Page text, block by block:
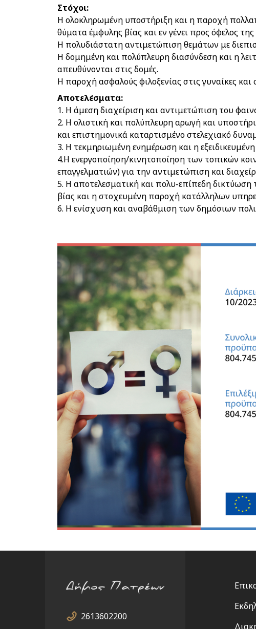
Στόχοι
Η ολοκληρωμένη υποστήριξη και η παροχή
θύματα έμφυλης βίας και εν γένει προς όφελος
Η πολυδιάστατη αντιμετώπιση θεμάτων με
Η δομημένη και πολύπλευρη διασύνδεση και η
απευθύνονται στις δομές.
Η παροχή ασφαλούς φιλοξενίας στις γυναίκες και
Αποτελέσματα
1. Η άμεση διαχείριση και αντιμετώπιση του
2. Η ολιστική και πολύπλευρη αρωγή και
και επιστημονικά καταρτισμένο στελεχιακό
3. Η τεκμηριωμένη ενημέρωση και η
4.Η ενεργοποίηση/κινητοποίηση των τοπικών
επαγγελματιών) για την αντιμετώπιση και
5. Η αποτελεσματική και πολυ-επίπεδη
βίας και η στοχευμένη παροχή κατάλληλων
6. Η ενίσχυση και αναβάθμιση των δημόσιων
2613602200
Footer